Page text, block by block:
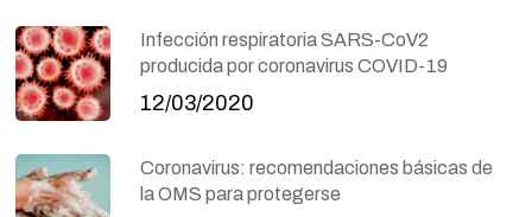
Infección respiratoria SARS-CoV2
producida por coronavirus COVID-19
12/03/2020
Coronavirus: recomendaciones básicas de
la OMS para protegerse